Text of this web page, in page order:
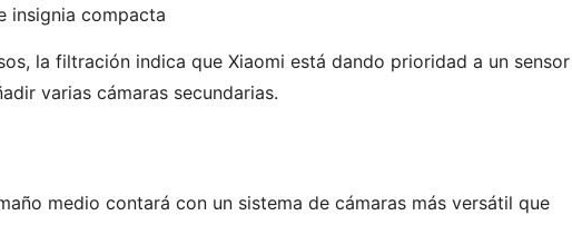
insignia compacta
la filtración indica que Xiaomi está dando prioridad a un sensor
varias cámaras secundarias.
medio contará con un sistema de cámaras más versátil que